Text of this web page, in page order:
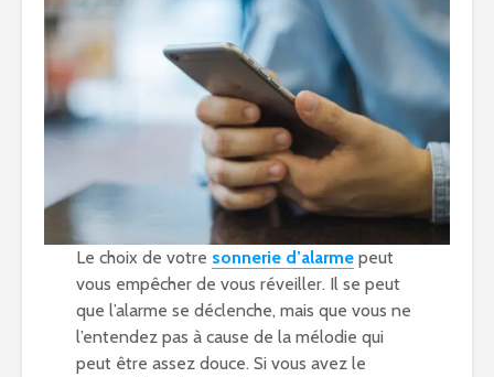
Le choix de votre sonnerie d’alarme peut
vous empêcher de vous réveiller. Il se peut
que l’alarme se déclenche, mais que vous ne
l’entendez pas à cause de la mélodie qui
peut être assez douce. Si vous avez le